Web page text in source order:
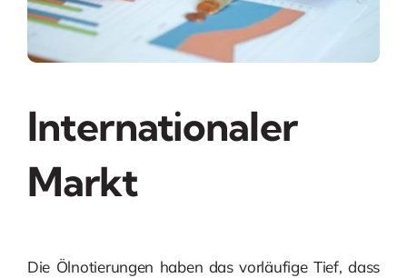
Internationaler
Markt
Die Ölnotierungen haben das vorläufige Tief, dass